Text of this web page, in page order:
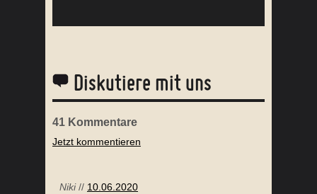
Diskutiere mit uns
41 Kommentare
Jetzt kommentieren
Niki// 10.06.2020